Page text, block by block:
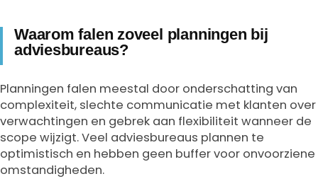
Waarom falen zoveel planningen bij
adviesbureaus?
Planningen falen meestal door onderschatting van
complexiteit, slechte communicatie met klanten over
verwachtingen en gebrek aan flexibiliteit wanneer de
scope wijzigt. Veel adviesbureaus plannen te
optimistisch en hebben geen buffer voor onvoorziene
omstandigheden.